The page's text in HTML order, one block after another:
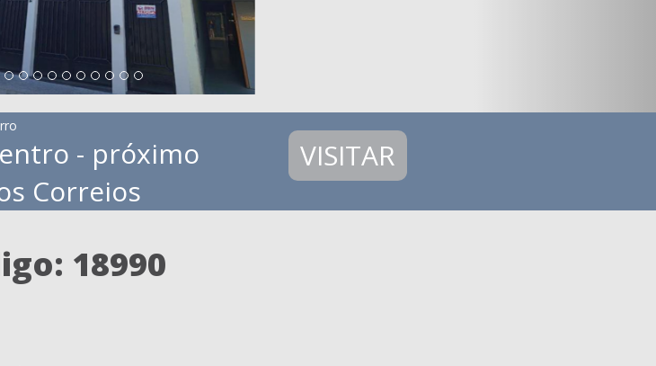
- próximo
Correios
VISITAR
18990